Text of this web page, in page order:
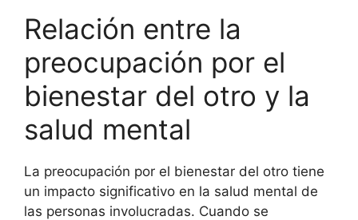
Relación entre la
preocupación por el
bienestar del otro y la
salud mental
La preocupación por el bienestar del otro tiene
un impacto significativo en la salud mental de
las personas involucradas. Cuando se